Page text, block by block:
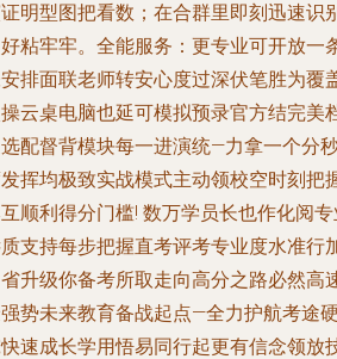
明型图把看数；在合群里即刻迅速识
粘牢牢。全能服务：更专业可开放一
排面联老师转安心度过深伏笔胜为覆
云桌电脑也延可模拟预录官方结完美
配督背模块每一进演统—力拿一个分
挥均极致实战模式主动领校空时刻把
顺利得分门槛! 数万学员长也作化阅
支持每步把握直考评考专业度水准行
升级你备考所取走向高分之路必然高
势未来教育备战起点—全力护航考途
速成长学用悟易同行起更有信念领放